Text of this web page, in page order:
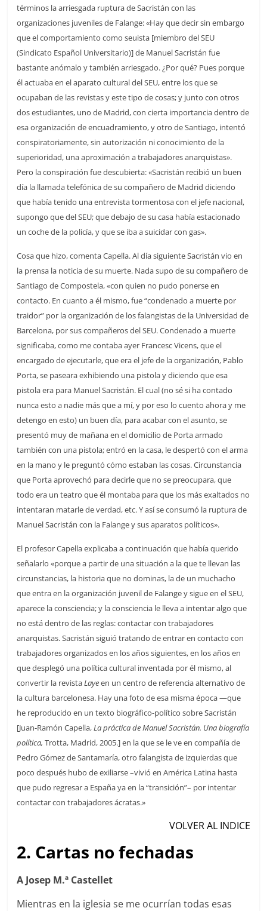
términos la arriesgada ruptura de Sacristán con las
organizaciones juveniles de Falange: «Hay que decir sin embargo
que el comportamiento como seuista [miembro del SEU
(Sindicato Español Universitario)] de Manuel Sacristán fue
bastante anómalo y también arriesgado. ¿Por qué? Pues porque
él actuaba en el aparato cultural del SEU, entre los que se
ocupaban de las revistas y este tipo de cosas; y junto con otros
dos estudiantes, uno de Madrid, con cierta importancia dentro de
esa organización de encuadramiento, y otro de Santiago, intentó
conspiratoriamente, sin autorización ni conocimiento de la
superioridad, una aproximación a trabajadores anarquistas».
Pero la conspiración fue descubierta: «Sacristán recibió un buen
día la llamada telefónica de su compañero de Madrid diciendo
que había tenido una entrevista tormentosa con el jefe nacional,
supongo que del SEU; que debajo de su casa había estacionado
un coche de la policía, y que se iba a suicidar con gas».
Cosa que hizo, comenta Capella. Al día siguiente Sacristán vio en
la prensa la noticia de su muerte. Nada supo de su compañero de
Santiago de Compostela, «con quien no pudo ponerse en
contacto. En cuanto a él mismo, fue “condenado a muerte por
traidor” por la organización de los falangistas de la Universidad de
Barcelona, por sus compañeros del SEU. Condenado a muerte
significaba, como me contaba ayer Francesc Vicens, que el
encargado de ejecutarle, que era el jefe de la organización, Pablo
Porta, se paseara exhibiendo una pistola y diciendo que esa
pistola era para Manuel Sacristán. El cual (no sé si ha contado
nunca esto a nadie más que a mí, y por eso lo cuento ahora y me
detengo en esto) un buen día, para acabar con el asunto, se
presentó muy de mañana en el domicilio de Porta armado
también con una pistola; entró en la casa, le despertó con el arma
en la mano y le preguntó cómo estaban las cosas. Circunstancia
que Porta aprovechó para decirle que no se preocupara, que
todo era un teatro que él montaba para que los más exaltados no
intentaran matarle de verdad, etc. Y así se consumó la ruptura de
Manuel Sacristán con la Falange y sus aparatos políticos».
El profesor Capella explicaba a continuación que había querido
señalarlo «porque a partir de una situación a la que te llevan las
circunstancias, la historia que no dominas, la de un muchacho
que entra en la organización juvenil de Falange y sigue en el SEU,
aparece la consciencia; y la consciencia le lleva a intentar algo que
no está dentro de las reglas: contactar con trabajadores
anarquistas. Sacristán siguió tratando de entrar en contacto con
trabajadores organizados en los años siguientes, en los años en
que desplegó una política cultural inventada por él mismo, al
convertir la revistaLayeen un centro de referencia alternativo de
la cultura barcelonesa. Hay una foto de esa misma época —que
he reproducido en un texto biográfico-político sobre Sacristán
[Juan-Ramón Capella,La práctica de Manuel Sacristán. Una biografía
política, Trotta, Madrid, 2005.] en la que se le ve en compañía de
Pedro Gómez de Santamaría, otro falangista de izquierdas que
poco después hubo de exiliarse –vivió en América Latina hasta
que pudo regresar a España ya en la “transición”– por intentar
contactar con trabajadores ácratas.»
VOLVER AL INDICE
2. Cartas no fechadas
A Josep M.ª Castellet
Mientras en la iglesia se me ocurrían todas esas